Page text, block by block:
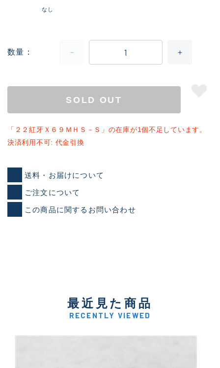
なし
数量
SOLD OUT
「２２紅牙Ｘ６９ＭＨＳ－Ｓ」の在庫が1個不足しています。
決済利用不可: 代金引換
送料・お届けについて
ご注文について
この商品に関するお問い合わせ
最近見た商品
RECENTLY VIEWED